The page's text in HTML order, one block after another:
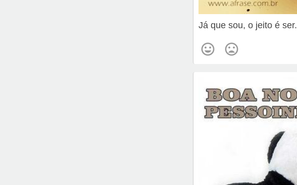
Já que sou, o jeito é ser.